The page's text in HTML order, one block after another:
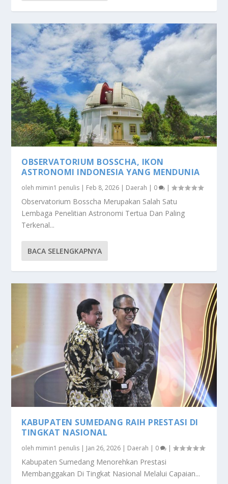
OBSERVATORIUM BOSSCHA, IKON
ASTRONOMI INDONESIA YANG MENDUNIA
oleh mimin1 penulis | Feb 8, 2026 | Daerah | 0 |
Observatorium Bosscha Merupakan Salah Satu
Lembaga Penelitian Astronomi Tertua Dan Paling
Terkenal...
BACA SELENGKAPNYA
KABUPATEN SUMEDANG RAIH PRESTASI DI
TINGKAT NASIONAL
oleh mimin1 penulis | Jan 26, 2026 | Daerah | 0 |
Kabupaten Sumedang Menorehkan Prestasi
Membanggakan Di Tingkat Nasional Melalui Capaian...